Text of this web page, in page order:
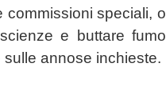
commissioni speciali, o
e buttare fumo
annose inchieste.